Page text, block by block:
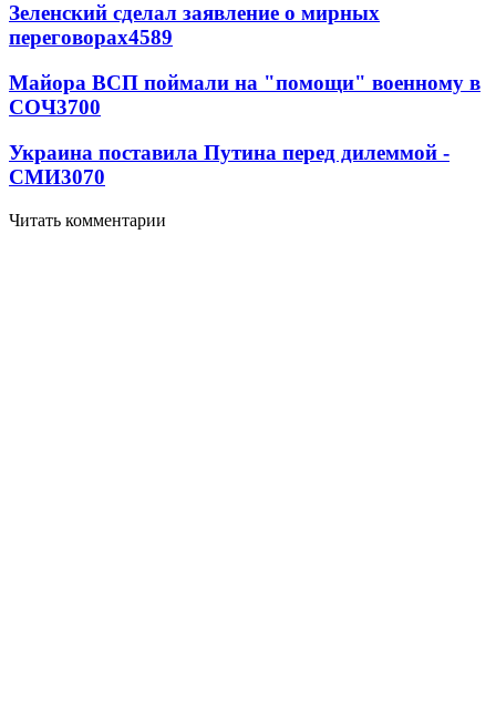
Зеленский сделал заявление о мирных
переговорах4589
Майора ВСП поймали на "помощи" военному в
СОЧ3700
Украина поставила Путина перед дилеммой -
СМИ3070
Читать комментарии